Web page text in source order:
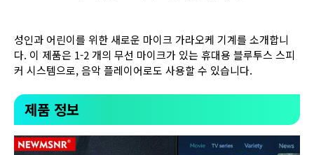
성인과 어린이를 위한 새로운 마이크 가라오케 기계를 소개합니
다. 이 제품은 1-2 개의 무선 마이크가 있는 휴대용 블루투스 스피
커 시스템으로, 음악 플레이어로도 사용할 수 있습니다.
제품 정보